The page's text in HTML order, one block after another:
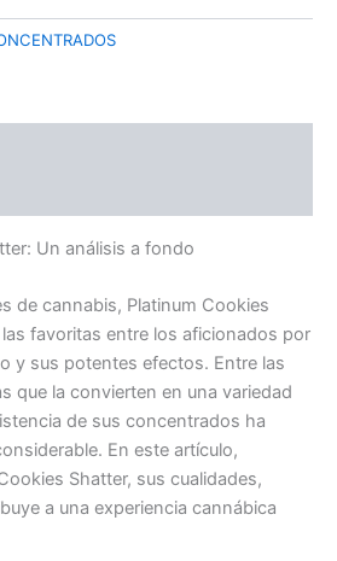
Un análisis a fondo
de cannabis, Platinum Cookies
favoritas entre los aficionados por
y sus potentes efectos. Entre las
que la convierten en una variedad
de sus concentrados ha
En este artículo,
Shatter, sus cualidades,
a una experiencia cannábica